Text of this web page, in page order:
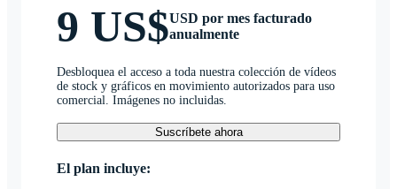
9 US$USD por mes facturado
anualmente
Desbloquea el acceso a toda nuestra colección de vídeos
de stock y gráficos en movimiento autorizados para uso
comercial. Imágenes no incluidas.
Suscríbete ahora
El plan incluye: